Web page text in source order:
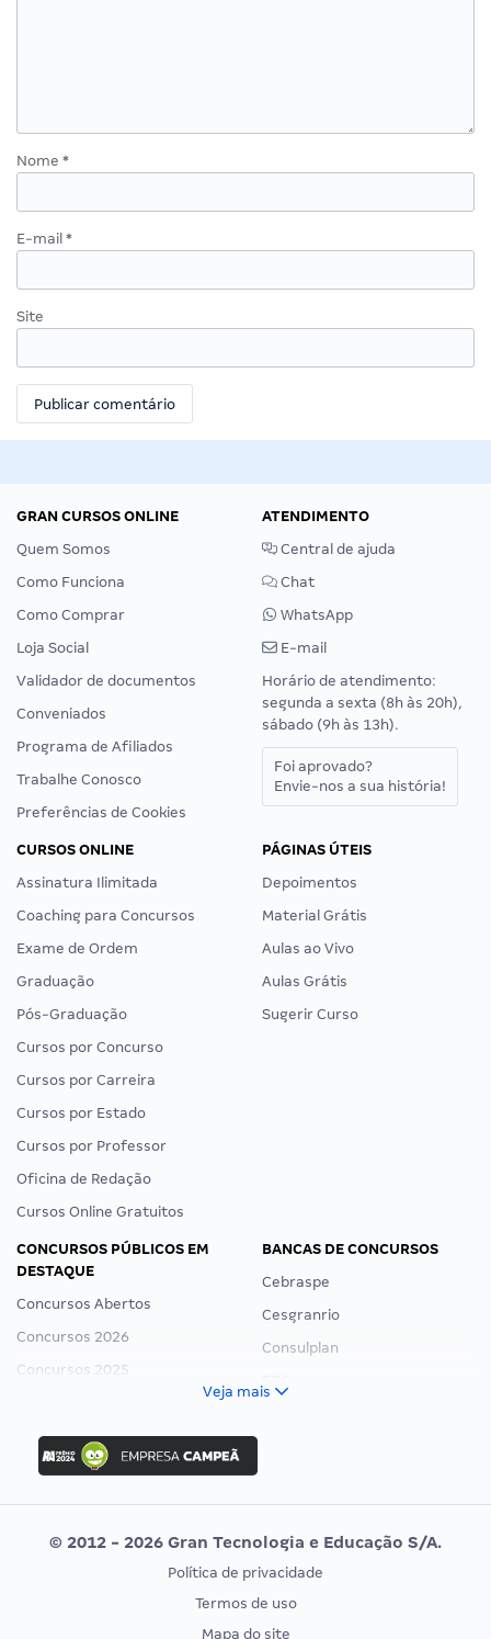
Nome *
E-mail *
Site
GRAN CURSOS ONLINE
Quem Somos
Como Funciona
Como Comprar
Loja Social
Validador de documentos
Conveniados
Programa de Afiliados
Trabalhe Conosco
Preferências de Cookies
ATENDIMENTO
Central de ajuda
Chat
WhatsApp
E-mail
Horário de atendimento:
segunda a sexta (8h às 20h),
sábado (9h às 13h).
Foi aprovado?
Envie-nos a sua história!
CURSOS ONLINE
Assinatura Ilimitada
Coaching para Concursos
Exame de Ordem
Graduação
Pós-Graduação
Cursos por Concurso
Cursos por Carreira
Cursos por Estado
Cursos por Professor
Oficina de Redação
Cursos Online Gratuitos
PÁGINAS ÚTEIS
Depoimentos
Material Grátis
Aulas ao Vivo
Aulas Grátis
Sugerir Curso
CONCURSOS PÚBLICOS EM
DESTAQUE
Concursos Abertos
Concursos 2026
Concursos 2025
Concurso Ibama
Concurso MPU
Editais publicados
BANCAS DE CONCURSOS
Cebraspe
Cesgranrio
Consulplan
Vunesp
CONCURSOS POR PROFISSÃO
EXAME DE ORDEM
Veja mais
© 2012 - 2026 Gran Tecnologia e Educação S/A.
Política de privacidade
Termos de uso
Mapa do site